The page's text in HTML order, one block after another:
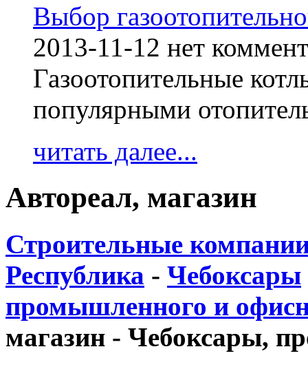
Выбор
2013-11-12 нет
Газоотопительные
популярными
читать далее...
Автореал, магазин
Строительные
Республика - Чебоксары
промышленного и
магазин - Чебоксары,